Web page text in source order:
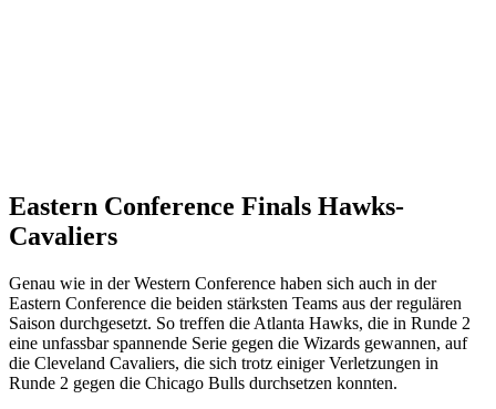
Eastern Conference Finals Hawks-
Cavaliers
Genau wie in der Western Conference haben sich auch in der
Eastern Conference die beiden stärksten Teams aus der regulären
Saison durchgesetzt. So treffen die Atlanta Hawks, die in Runde 2
eine unfassbar spannende Serie gegen die Wizards gewannen, auf
die Cleveland Cavaliers, die sich trotz einiger Verletzungen in
Runde 2 gegen die Chicago Bulls durchsetzen konnten.